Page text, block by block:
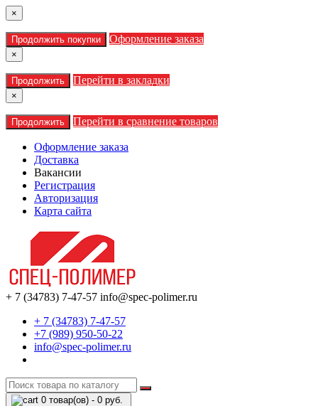
×
Продолжить покупки Оформление заказа
×
Продолжить Перейти в закладки
×
Продолжить Перейти в сравнение товаров
Оформление заказа
Доставка
Вакансии
Регистрация
Авторизация
Карта сайта
+ 7 (34783) 7-47-57 info@spec-polimer.ru
+ 7 (34783) 7-47-57
+7 (989) 950-50-22
info@spec-polimer.ru
0 товар(ов) - 0 руб.